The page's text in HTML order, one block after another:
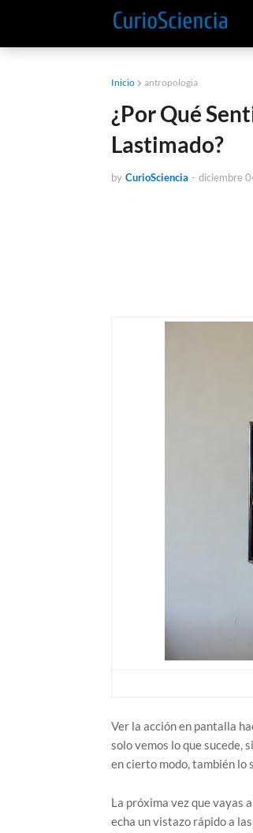
Inicio antropologia
¿Por Qué
Lastimado?
by CurioSciencia - diciembre
Ver la acción en pantalla
solo vemos lo que sucede,
en cierto modo, también lo
La próxima vez que vayas
echa un vistazo rápido a